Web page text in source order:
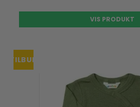
VIS PRODUKT
TILBUDUDSOLGT